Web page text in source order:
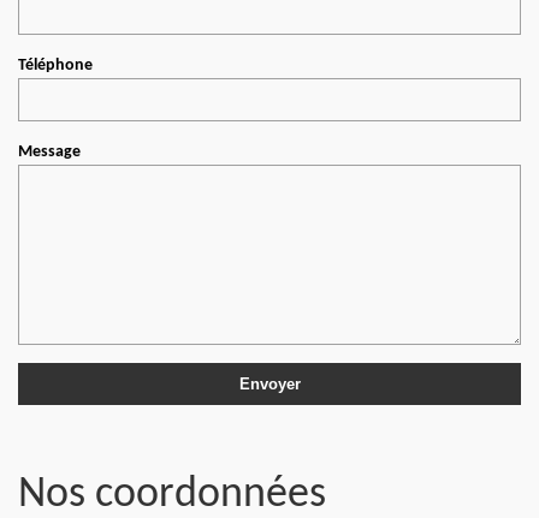
Téléphone
Message
Nos coordonnées